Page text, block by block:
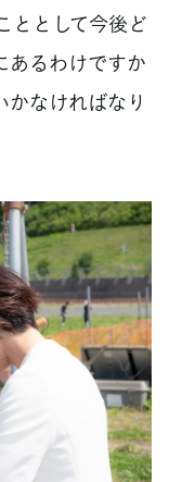
ととして今後ど
あるわけですか
かなければなり